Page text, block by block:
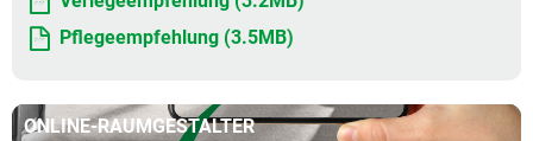
Pflegeempfehlung (3.5MB)
ONLINE-RAUMGESTALTER